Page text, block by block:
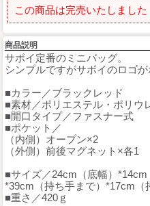
この商品は完売いたしました
商品説明
サボイ定番のミニバッグ。
シンプルですがサボイのロゴが
■カラー／ブラックレッド
■素材／ポリエステル・ポリウ
■開口タイプ／ファスナー式
■ポケット／
（内側）オープン×2
（外側）前後マグネット×各1
■サイズ／24cm（底幅）*14cm
*39cm（持ち手まで）*17cm（
■重さ／420ｇ